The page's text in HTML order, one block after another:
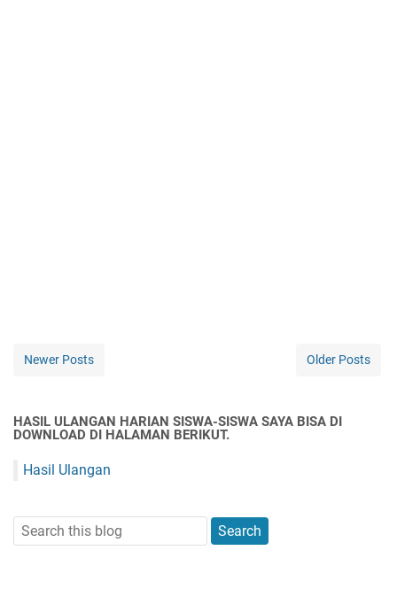
Newer Posts Older Posts
HASIL ULANGAN HARIAN SISWA-SISWA SAYA BISA DI
DOWNLOAD DI HALAMAN BERIKUT.
Hasil Ulangan